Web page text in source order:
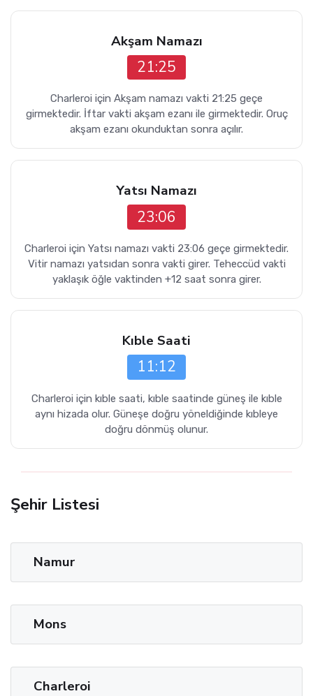
Akşam Namazı
21:25
Charleroi için Akşam namazı vakti 21:25 geçe
girmektedir. İftar vakti akşam ezanı ile girmektedir. Oruç
akşam ezanı okunduktan sonra açılır.
Yatsı Namazı
23:06
Charleroi için Yatsı namazı vakti 23:06 geçe girmektedir.
Vitir namazı yatsıdan sonra vakti girer. Teheccüd vakti
yaklaşık öğle vaktinden +12 saat sonra girer.
Kıble Saati
11:12
Charleroi için kıble saati, kıble saatinde güneş ile kıble
aynı hizada olur. Güneşe doğru yöneldiğinde kıbleye
doğru dönmüş olunur.
Şehir Listesi
Namur
Mons
Charleroi